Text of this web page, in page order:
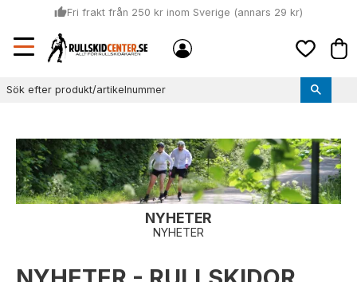
Meny
thumb_upFri frakt från 250 kr inom Sverige (annars 29 kr)
local_shipping
Sommar: Beställ innan kl 11:00 (mån-ons) och vi skickar lagervaror
samma dag
NYHETER
NYHETER